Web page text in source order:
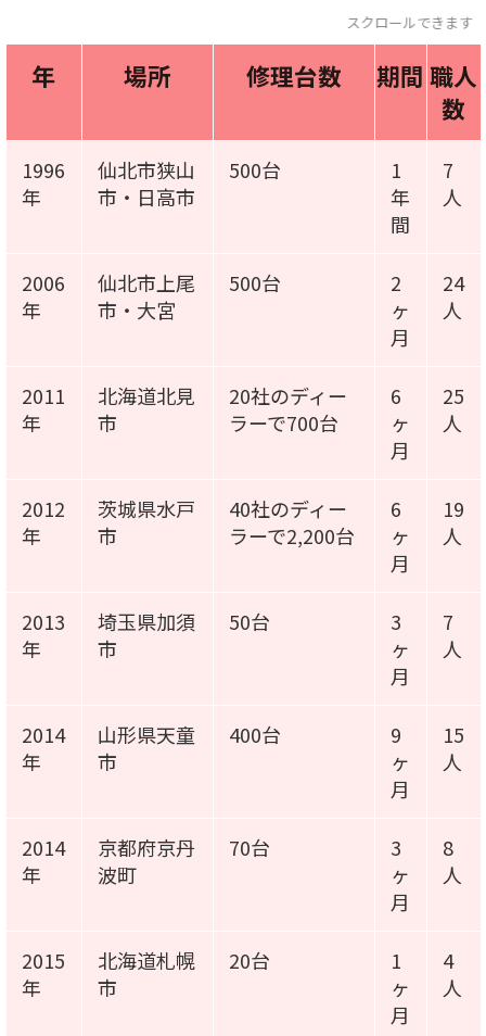
スクロールできます
年 場所 修理台数 期間 職人
数
1996
年
仙北市狭山
市・日高市
500台
1
年
間
7
人
2006
年
仙北市上尾
市・大宮
500台
2
ヶ
月
24
人
2011
年
北海道北見
市
20社のディー
ラーで700台
6
ヶ
月
25
人
2012
年
茨城県水戸
市
40社のディー
ラーで2,200台
6
ヶ
月
19
人
2013
年
埼玉県加須
市
50台
3
ヶ
月
7
人
2014
年
山形県天童
市
400台
9
ヶ
月
15
人
2014
年
京都府京丹
波町
70台
3
ヶ
月
8
人
2015
年
北海道札幌
市
20台
1
ヶ
月
4
人